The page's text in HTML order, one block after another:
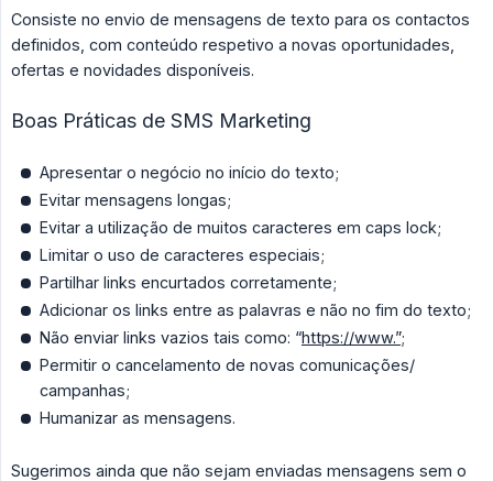
Consiste no envio de mensagens de texto para os contactos
definidos, com conteúdo respetivo a novas oportunidades,
ofertas e novidades disponíveis.
Boas Práticas de SMS Marketing
Apresentar o negócio no início do texto;
Evitar mensagens longas;
Evitar a utilização de muitos caracteres em caps lock;
Limitar o uso de caracteres especiais;
Partilhar links encurtados corretamente;
Adicionar os links entre as palavras e não no fim do texto;
Não enviar links vazios tais como: “https://www.”;
Permitir o cancelamento de novas comunicações/
campanhas;
Humanizar as mensagens.
Sugerimos ainda que não sejam enviadas mensagens sem o